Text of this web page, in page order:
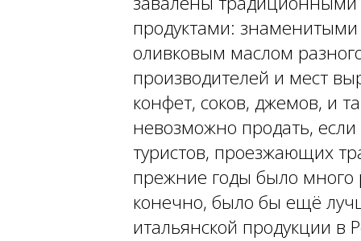
продуктами:
оливковым маслом
производителей и мест
конфет, соков, джемов, и
невозможно продать,
туристов, проезжающих
прежние годы было
конечно, было бы ещё
итальянской продукции в